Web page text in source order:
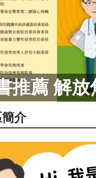
推薦 解放
介